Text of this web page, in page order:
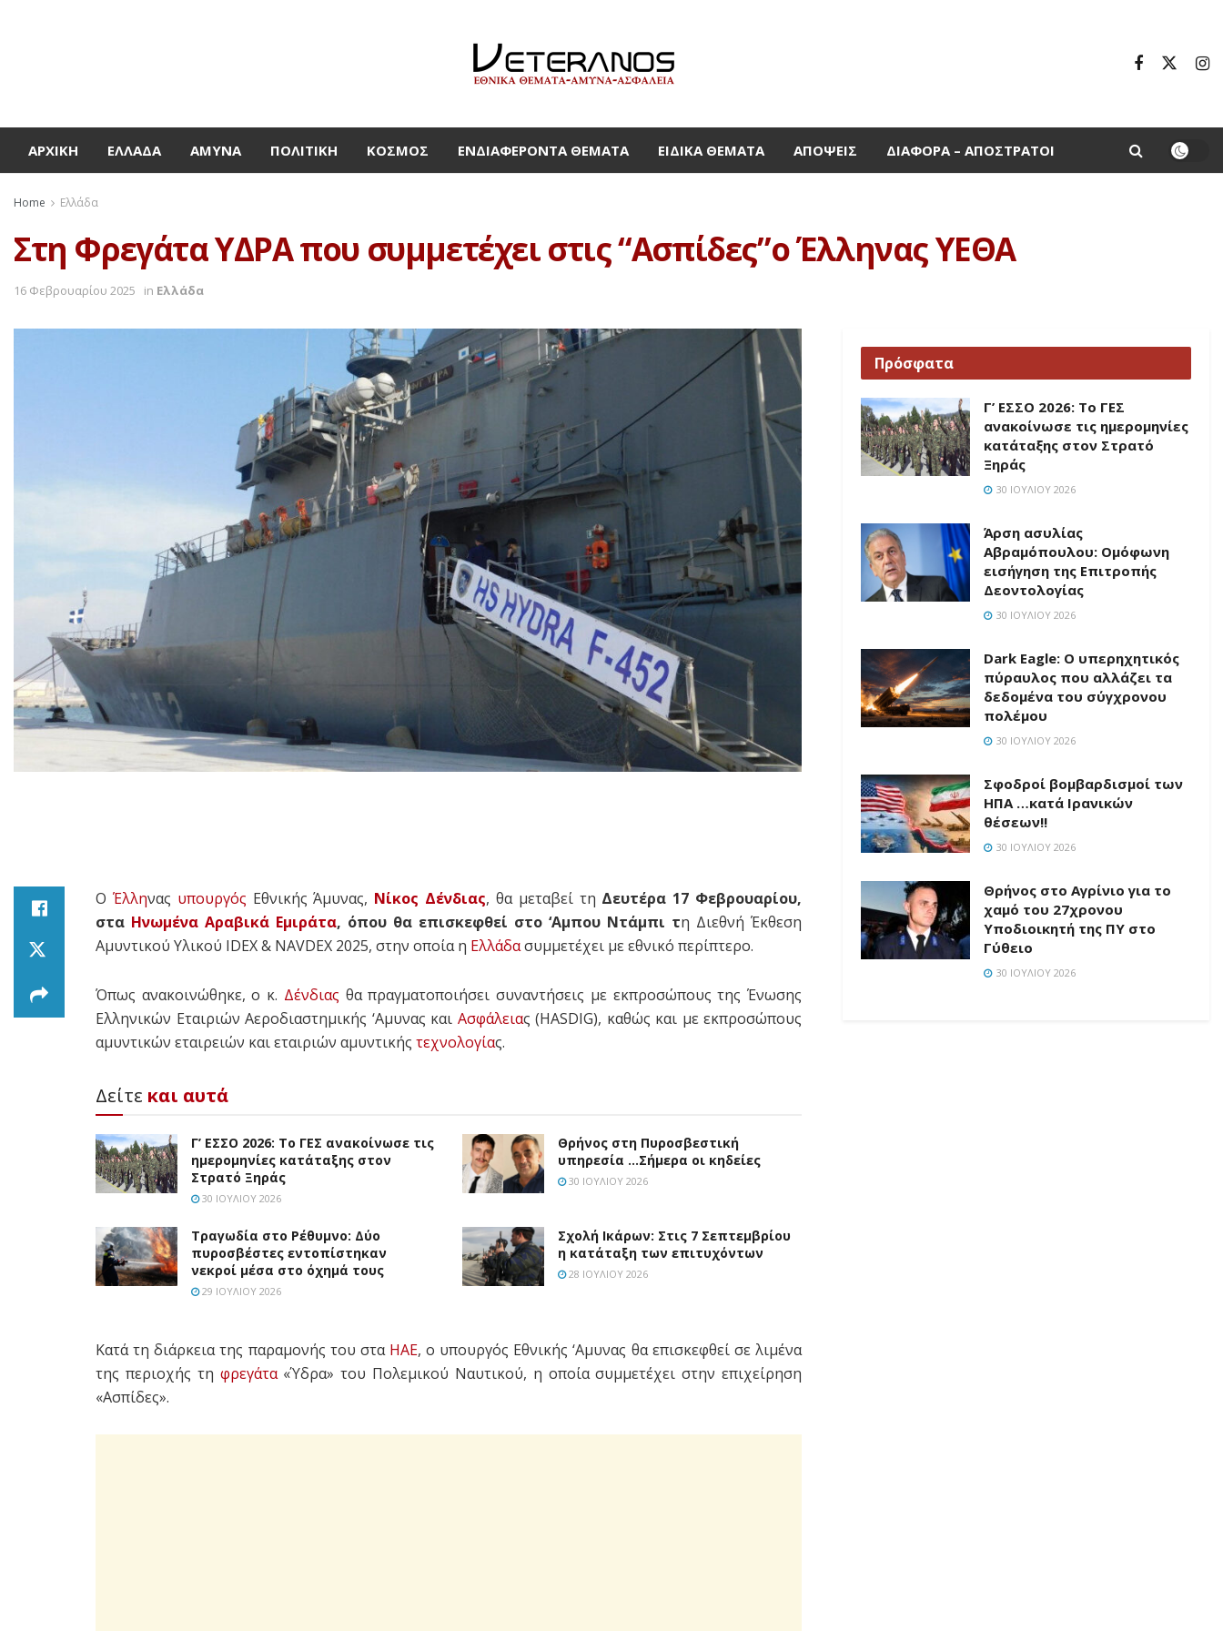
ΑΡΧΙΚΉ ΕΛΛΆΔΑ ΆΜΥΝΑ ΠΟΛΙΤΙΚΉ ΚΌΣΜΟΣ ΕΝΔΙΑΦΈΡΟΝΤΑ ΘΈΜΑΤΑ ΕΙΔΙΚΆ ΘΈΜΑΤΑ ΑΠΌΨΕΙΣ ΔΙΆΦΟΡΑ – ΑΠΌΣΤΡΑΤΟΙ
Home Ελλάδα
Στη Φρεγάτα ΥΔΡΑ που συμμετέχει στις “Ασπίδες”ο Έλληνας ΥΕΘΑ
16 Φεβρουαρίου 2025 in Ελλάδα
Ο Έλληνας υπουργός Εθνικής Άμυνας, Νίκος Δένδιας, θα μεταβεί τη Δευτέρα 17 Φεβρουαρίου,
στα Ηνωμένα Αραβικά Εμιράτα, όπου θα επισκεφθεί στο ‘Αμπου Ντάμπι τη Διεθνή Έκθεση
Αμυντικού Υλικού IDEX & NAVDEX 2025, στην οποία η Ελλάδασυμμετέχει με εθνικό περίπτερο.
Όπως ανακοινώθηκε, ο κ. Δένδιας θα πραγματοποιήσει συναντήσεις με εκπροσώπους της Ένωσης
Ελληνικών Εταιριών Αεροδιαστημικής ‘Αμυνας και Ασφάλειας (HASDIG), καθώς και με εκπροσώπους
αμυντικών εταιρειών και εταιριών αμυντικής τεχνολογίας.
Δείτε και αυτά
Γ’ ΕΣΣΟ 2026: Το ΓΕΣ ανακοίνωσε τις
ημερομηνίες κατάταξης στον
Στρατό Ξηράς
30 ΙΟΥΛΊΟΥ 2026
Θρήνος στη Πυροσβεστική
υπηρεσία …Σήμερα οι κηδείες
30 ΙΟΥΛΊΟΥ 2026
Τραγωδία στο Ρέθυμνο: Δύο
πυροσβέστες εντοπίστηκαν
νεκροί μέσα στο όχημά τους
29 ΙΟΥΛΊΟΥ 2026
Σχολή Ικάρων: Στις 7 Σεπτεμβρίου
η κατάταξη των επιτυχόντων
28 ΙΟΥΛΊΟΥ 2026
Κατά τη διάρκεια της παραμονής του στα ΗΑΕ, ο υπουργός Εθνικής ‘Αμυνας θα επισκεφθεί σε λιμένα
της περιοχής τη φρεγάτα«Ύδρα» του Πολεμικού Ναυτικού, η οποία συμμετέχει στην επιχείρηση
«Ασπίδες».
Πρόσφατα
Γ’ ΕΣΣΟ 2026: Το ΓΕΣ
ανακοίνωσε τις ημερομηνίες
κατάταξης στον Στρατό
Ξηράς
30 ΙΟΥΛΊΟΥ 2026
Άρση ασυλίας
Αβραμόπουλου: Ομόφωνη
εισήγηση της Επιτροπής
Δεοντολογίας
30 ΙΟΥΛΊΟΥ 2026
Dark Eagle: Ο υπερηχητικός
πύραυλος που αλλάζει τα
δεδομένα του σύγχρονου
πολέμου
30 ΙΟΥΛΊΟΥ 2026
Σφοδροί βομβαρδισμοί των
ΗΠΑ …κατά Ιρανικών
θέσεων!!
30 ΙΟΥΛΊΟΥ 2026
Θρήνος στο Αγρίνιο για το
χαμό του 27χρονου
Υποδιοικητή της ΠΥ στο
Γύθειο
30 ΙΟΥΛΊΟΥ 2026